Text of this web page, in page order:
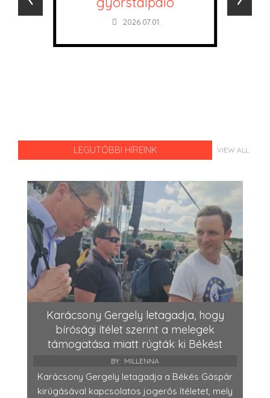
2026.07.01.
LEGUTÓBBI HÍREINK VIEW ALL
Karácsony Gergely letagadja, hogy
bírósági ítélet szerint a melegek
támogatása miatt rúgták ki Békést
BY: MILLENNA
Karácsony Gergely letagadja a Békés Gáspár
kirúgásával kapcsolatos jogerős ítéletet, mely